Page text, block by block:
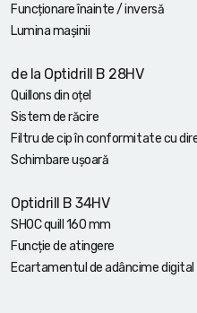
Funcționare înainte / inversă
Lumina mașinii
de la Optidrill B 28HV
Quillons din oțel
Sistem de răcire
Filtru de cip în conformitate cu
Schimbare ușoară
Optidrill B 34HV
SHOC quill 160 mm
Funcție de atingere
Ecartamentul de adâncime digital